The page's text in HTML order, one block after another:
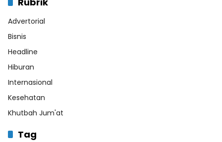
Advertorial
Bisnis
Headline
Hiburan
Internasional
Kesehatan
Khutbah Jum'at
Tag